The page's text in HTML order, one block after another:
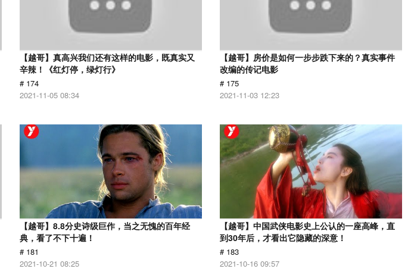
【越哥】真高兴我们还有这样的电影，既真实又
辛辣！《红灯停，绿灯行》
# 174
2021-11-05 08:34
【越哥】房价是如何一步步跌下来的？真实事件
改编的传记电影
# 175
2021-11-03 12:23
【越哥】8.8分史诗级巨作，当之无愧的百年经
典，看了不下十遍！
# 181
2021-10-21 08:25
【越哥】中国武侠电影史上公认的一座高峰，直
到30年后，才看出它隐藏的深意！
# 183
2021-10-16 09:57